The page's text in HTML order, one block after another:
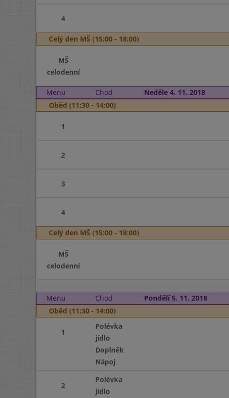
4
Celý den MŠ (15:00 - 18:00)
MŠ
celodenní
Menu Chod
Neděle 4. 11. 2018
Oběd (11:30 - 14:00)
1
2
3
4
Celý den MŠ (15:00 - 18:00)
MŠ
celodenní
Menu
Chod Pondělí 5. 11. 2018
Oběd (11:30 - 14:00)
1
Polévka
jídlo
Doplněk
Nápoj
2
Polévka
jídlo